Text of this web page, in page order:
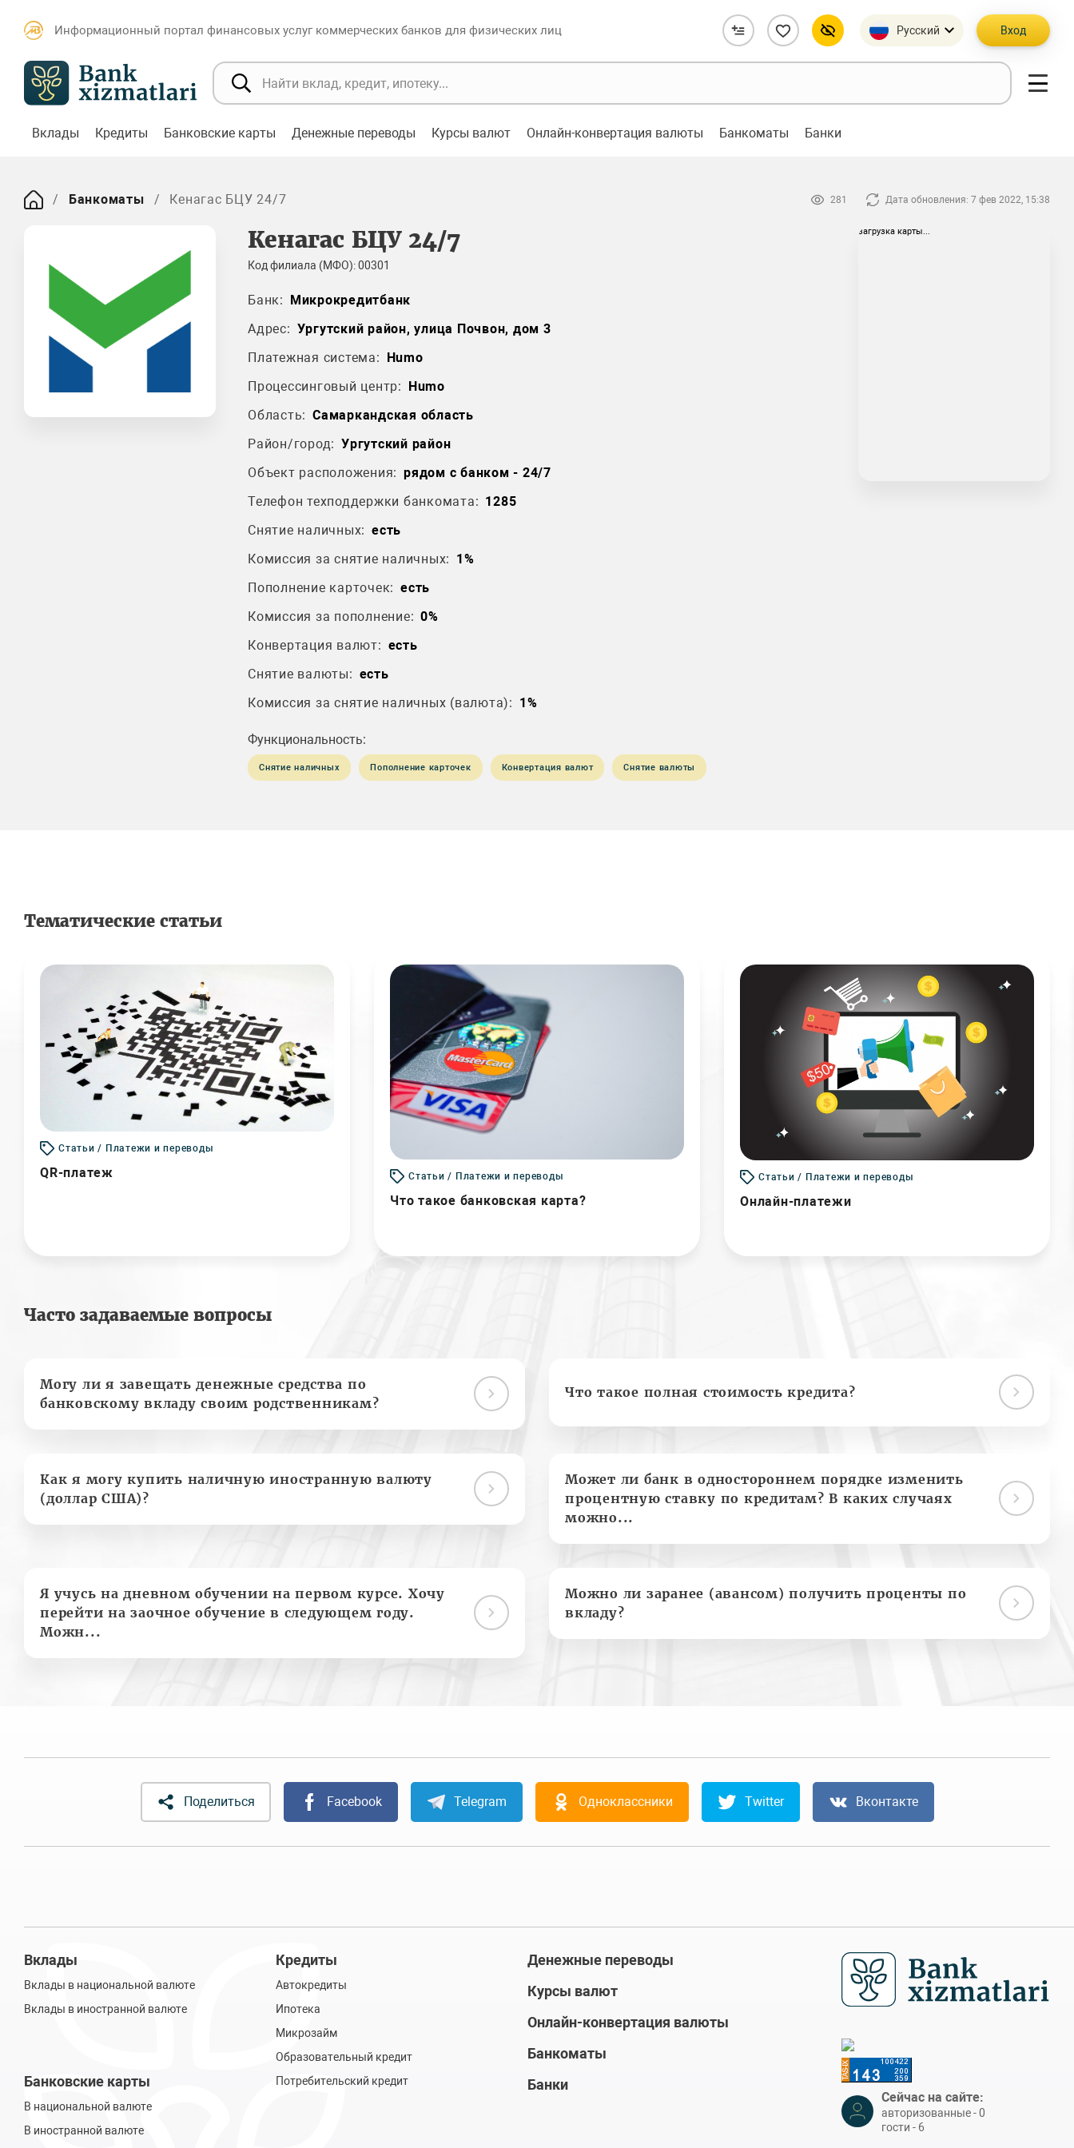
Информационный портал финансовых услуг коммерческих банков для физических лиц Русский Вход
Вклады Кредиты Банковские карты Денежные переводы Курсы валют Онлайн-конвертация валюты Банкоматы Банки
Банкоматы Кенагас БЦУ 24/7 281 Дата обновления: 7 фев 2022, 15:38
Кенагас БЦУ 24/7
Код филиала (МФО): 00301
Банк: Микрокредитбанк
Адрес: Ургутский район, улица Почвон, дом 3
Платежная система: Humo
Процессинговый центр: Humo
Область: Самаркандская область
Район/город: Ургутский район
Объект расположения: рядом с банком - 24/7
Телефон техподдержки банкомата: 1285
Снятие наличных: есть
Комиссия за снятие наличных: 1%
Пополнение карточек: есть
Комиссия за пополнение: 0%
Конвертация валют: есть
Снятие валюты: есть
Комиссия за снятие наличных (валюта): 1%
Функциональность:
Снятие наличных Пополнение карточек Конвертация валют Снятие валюты
загрузка карты...
Тематические статьи
Статьи / Платежи и переводы
QR-платеж Статьи / Платежи и переводы
Что такое банковская карта?
Статьи / Платежи и переводы
Онлайн-платежи
Часто задаваемые вопросы
Могу ли я завещать денежные средства по
банковскому вкладу своим родственникам?
Что такое полная стоимость кредита?
Как я могу купить наличную иностранную валюту
(доллар США)?
Может ли банк в одностороннем порядке изменить
процентную ставку по кредитам? В каких случаях
можно...
Я учусь на дневном обучении на первом курсе. Хочу
перейти на заочное обучение в следующем году.
Можн...
Можно ли заранее (авансом) получить проценты по
вкладу?
Поделиться Facebook Telegram Одноклассники Twitter Вконтакте
Вклады
Вклады в национальной валюте
Вклады в иностранной валюте
Банковские карты
В национальной валюте
В иностранной валюте
Кредиты
Автокредиты
Ипотека
Микрозайм
Образовательный кредит
Потребительский кредит
Денежные переводы
Курсы валют
Онлайн-конвертация валюты
Банкоматы
Банки
Сейчас на сайте:
авторизованные - 0
гости - 6